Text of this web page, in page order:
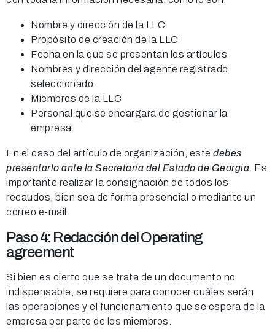
Nombre y dirección de la LLC.
Propósito de creación de la LLC
Fecha en la que se presentan los artículos
Nombres y dirección del agente registrado
seleccionado.
Miembros de la LLC
Personal que se encargara de gestionar la
empresa.
En el caso del artículo de organización, este debes
presentarlo ante la Secretaria del Estado de Georgia . Es
importante realizar la consignación de todos los
recaudos, bien sea de forma presencial o mediante un
correo e-mail.
Paso 4: Redacción del Operating
agreement
Si bien es cierto que se trata de un documento no
indispensable, se requiere para conocer cuáles serán
las operaciones y el funcionamiento que se espera de la
empresa por parte de los miembros.